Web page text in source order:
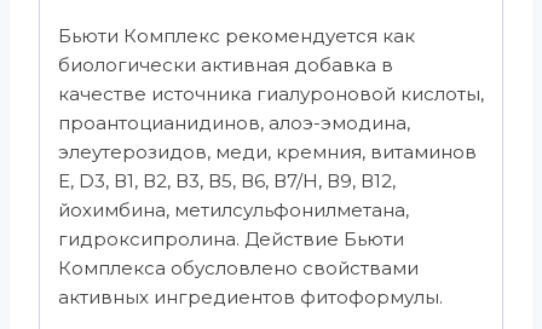
Бьюти Комплекс рекомендуется как
биологически активная добавка в
качестве источника гиалуроновой кислоты,
проантоцианидинов, алоэ-эмодина,
элеутерозидов, меди, кремния, витаминов
Е, D3, В1, В2, В3, В5, В6, В7/Н, В9, В12,
йохимбина, метилсульфонилметана,
гидроксипролина. Действие Бьюти
Комплекса обусловлено свойствами
активных ингредиентов фитоформулы.